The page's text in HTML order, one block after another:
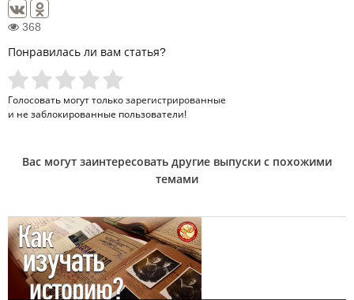
368
Понравилась ли вам статья?
Голосовать могут только зарегистрированные
и не заблокированные пользователи!
Вас могут заинтересовать другие выпуски с похожими
темами